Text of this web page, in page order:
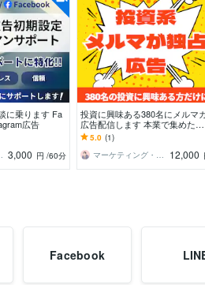
に乗ります Fa
広告
ポート 3,000 円 /60分
投資に興味ある380名にメルマ
広告配信します 本業で集めた濃
いハウスリストを開放！
5.0 (1)
マーケティング・宣伝の達人YAMA
12,000
Facebook